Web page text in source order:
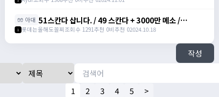
🧤 아대 51스칸다 삽니다. / 49 스칸다 + 3000만 메소 /
https://open.kakao.com/o/gMh6jgUg
1 롯데는올해도꼴찌조회수 1291추천 0비추천 02024.10.18
작성
1 2 3 4 5 >